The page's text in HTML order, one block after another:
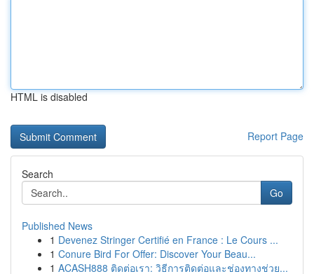
HTML is disabled
Report Page
Search
Go
Published News
1 Devenez Stringer Certifié en France : Le Cours ...
1 Conure Bird For Offer: Discover Your Beau...
1 ACASH888 ติดต่อเรา: วิธีการติดต่อและช่องทางช่วย...